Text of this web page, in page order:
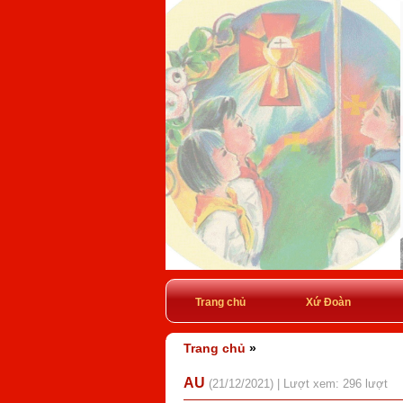
Trang chủ Xứ Đoàn
Trang chủ »
AU (21/12/2021) | Lượt xem: 296 lượt